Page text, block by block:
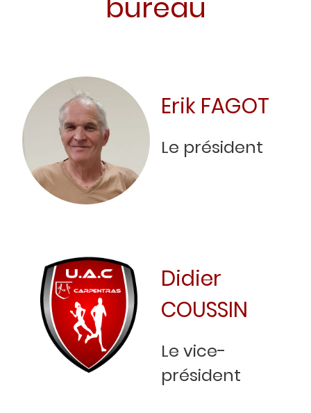
bureau
Erik FAGOT
Le président
Didier
COUSSIN
Le vice-
président